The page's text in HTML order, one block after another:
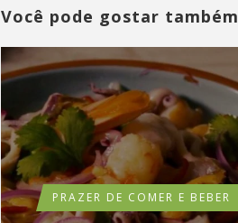
Você pode gostar também
PRAZER DE COMER E BEBER